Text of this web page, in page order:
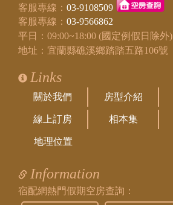
客服專線： 03-9108509
客服專線： 03-9566862
平日：09:00~18:00 (國定例假日除外)
地址：宜蘭縣礁溪鄉踏踏五路106號
Links
關於我們 房型介紹
線上訂房 相本集
地理位置
Information
宿配網熱門假期空房查詢：